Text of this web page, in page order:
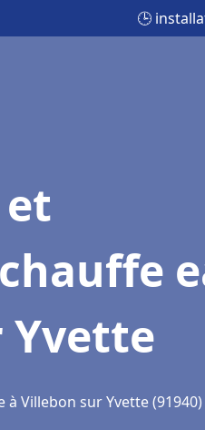
🕒
Yvette
Villebon sur Yvette (91940)